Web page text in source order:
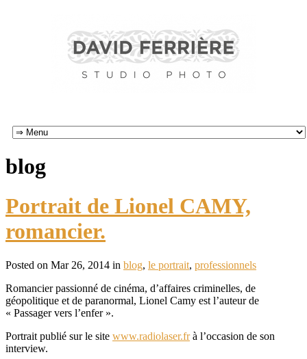
blog
Portrait de Lionel CAMY,
romancier.
Posted on Mar 26, 2014 in blog, le portrait, professionnels
Romancier passionné de cinéma, d’affaires criminelles, de
géopolitique et de paranormal, Lionel Camy est l’auteur de
« Passager vers l’enfer ».
Portrait publié sur le site www.radiolaser.frà l’occasion de son
interview.